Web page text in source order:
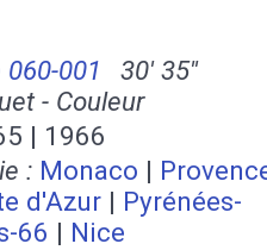
001
30' 35''
- Couleur
| 1966
: Monaco |
d'Azur | Pyrénées-
66 | Nice